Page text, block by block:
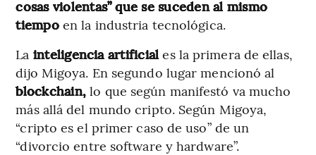
cosas violentas” que se suceden al mismo
tiempoen la industria tecnológica.
La inteligencia artificial es la primera de ellas,
dijo Migoya. En segundo lugar mencionó al
blockchain,lo que según manifestó va mucho
más allá del mundo cripto. Según Migoya,
“cripto es el primer caso de uso” de un
“divorcio entre software y hardware”.